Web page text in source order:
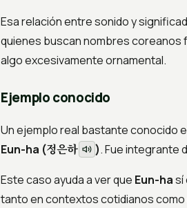
Esa relación entre sonido y
quienes buscan nombres coreanos
algo excesivamente ornamental.
Ejemplo conocido
Un ejemplo real bastante conocido
Eun-ha (정은하 ). Fue integrante
Este caso ayuda a ver que Eun-hasí
tanto en contextos cotidianos